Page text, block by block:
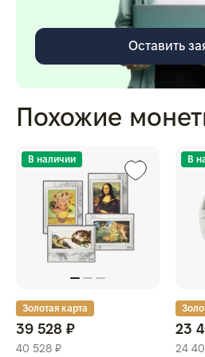
Оставить
Похожие
В наличии
Золотая карта
39 528 ₽
40 528 ₽
В
23
24